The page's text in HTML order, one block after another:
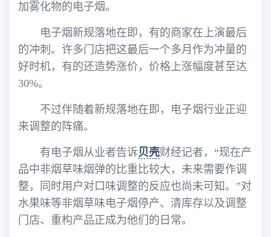
加雾化物的电子烟。
电子烟新规落地在即，有的商家在上演最后
的冲刺。许多门店把这最后一个多月作为冲量的
好时机，有的还造势涨价，价格上涨幅度甚至达
30%。
不过伴随着新规落地在即，电子烟行业正迎
来调整的阵痛。
有电子烟从业者告诉贝壳财经记者，“现在产
品中非烟草味烟弹的比重比较大，未来需要作调
整，同时用户对口味调整的反应也尚未可知。”对
水果味等非烟草味电子烟停产、清库存以及调整
门店、重构产品正成为他们的日常。